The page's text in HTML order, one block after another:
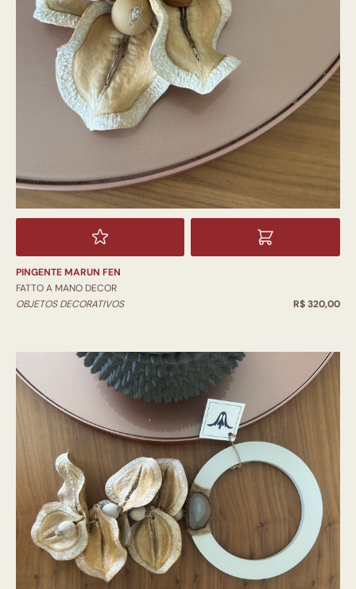
PINGENTE MARUN FEN
FATTO A MANO DECOR
OBJETOS DECORATIVOS
R$ 320,00